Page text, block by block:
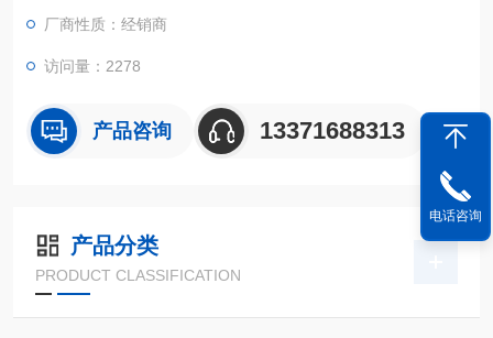
厂商性质：经销商
访问量：2278
产品咨询 13371688313
产品分类
PRODUCT CLASSIFICATION
电话咨询